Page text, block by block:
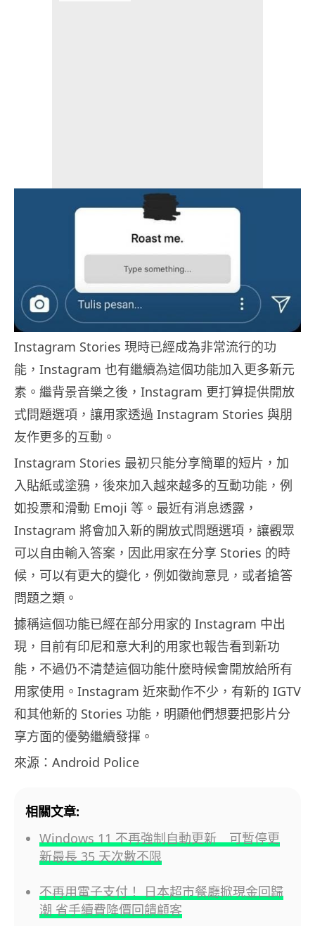
Instagram Stories 現時已經成為非常流行的功
能，Instagram 也有繼續為這個功能加入更多新元
素。繼背景音樂之後，Instagram 更打算提供開放
式問題選項，讓用家透過 Instagram Stories 與朋
友作更多的互動。
Instagram Stories 最初只能分享簡單的短片，加
入貼紙或塗鴉，後來加入越來越多的互動功能，例
如投票和滑動 Emoji 等。最近有消息透露，
Instagram 將會加入新的開放式問題選項，讓觀眾
可以自由輸入答案，因此用家在分享 Stories 的時
候，可以有更大的變化，例如徵詢意見，或者搶答
問題之類。
據稱這個功能已經在部分用家的 Instagram 中出
現，目前有印尼和意大利的用家也報告看到新功
能，不過仍不清楚這個功能什麼時候會開放給所有
用家使用。Instagram 近來動作不少，有新的 IGTV
和其他新的 Stories 功能，明顯他們想要把影片分
享方面的優勢繼續發揮。
來源：Android Police
相關文章:
Windows 11 不再強制自動更新 可暫停更
新最長 35 天次數不限
不再用電子支付！ 日本超市餐廳掀現金回歸
潮 省手續費降價回饋顧客